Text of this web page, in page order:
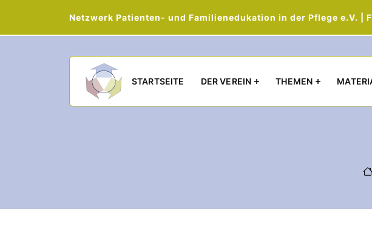
Netzwerk Patienten- und Familienedukation in der Pflege e.V. |
STARTSEITE DER VEREIN THEMEN